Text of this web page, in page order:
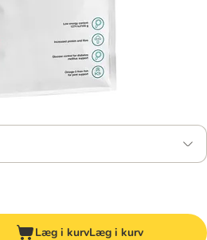
Læg i kurvLæg i kurv